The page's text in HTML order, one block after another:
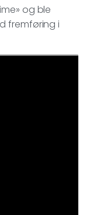
og ble
fremføring i